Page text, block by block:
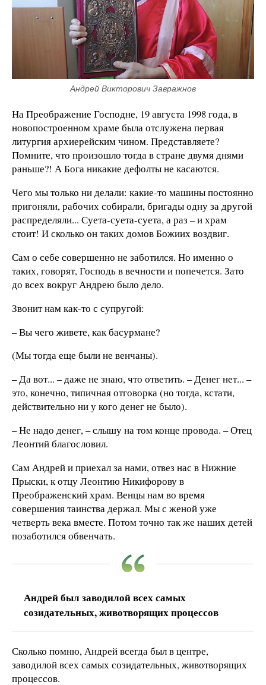
Андрей Викторович Завражнов
На Преображение Господне, 19 августа 1998 года, в
новопостроенном храме была отслужена первая
литургия архиерейским чином. Представляете?
Помните, что произошло тогда в стране двумя днями
раньше?! А Бога никакие дефолты не касаются.
Чего мы только ни делали: какие-то машины постоянно
пригоняли, рабочих собирали, бригады одну за другой
распределяли... Суета-суета-суета, а раз – и храм
стоит! И сколько он таких домов Божиих воздвиг.
Сам о себе совершенно не заботился. Но именно о
таких, говорят, Господь в вечности и попечется. Зато
до всех вокруг Андрею было дело.
Звонит нам как-то с супругой:
– Вы чего живете, как басурмане?
(Мы тогда еще были не венчаны).
– Да вот... – даже не знаю, что ответить. – Денег нет... –
это, конечно, типичная отговорка (но тогда, кстати,
действительно ни у кого денег не было).
– Не надо денег, – слышу на том конце провода. – Отец
Леонтий благословил.
Сам Андрей и приехал за нами, отвез нас в Нижние
Прыски, к отцу Леонтию Никифорову в
Преображенский храм. Венцы нам во время
совершения таинства держал. Мы с женой уже
четверть века вместе. Потом точно так же наших детей
позаботился обвенчать.
Андрей был заводилой всех самых
созидательных, животворящих процессов
Сколько помню, Андрей всегда был в центре,
заводилой всех самых созидательных, животворящих
процессов.